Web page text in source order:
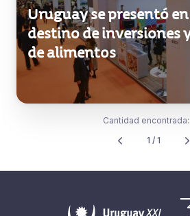
Uruguay se presentó
destino de inversiones
de alimentos
Cantidad encontrada:
1 / 1